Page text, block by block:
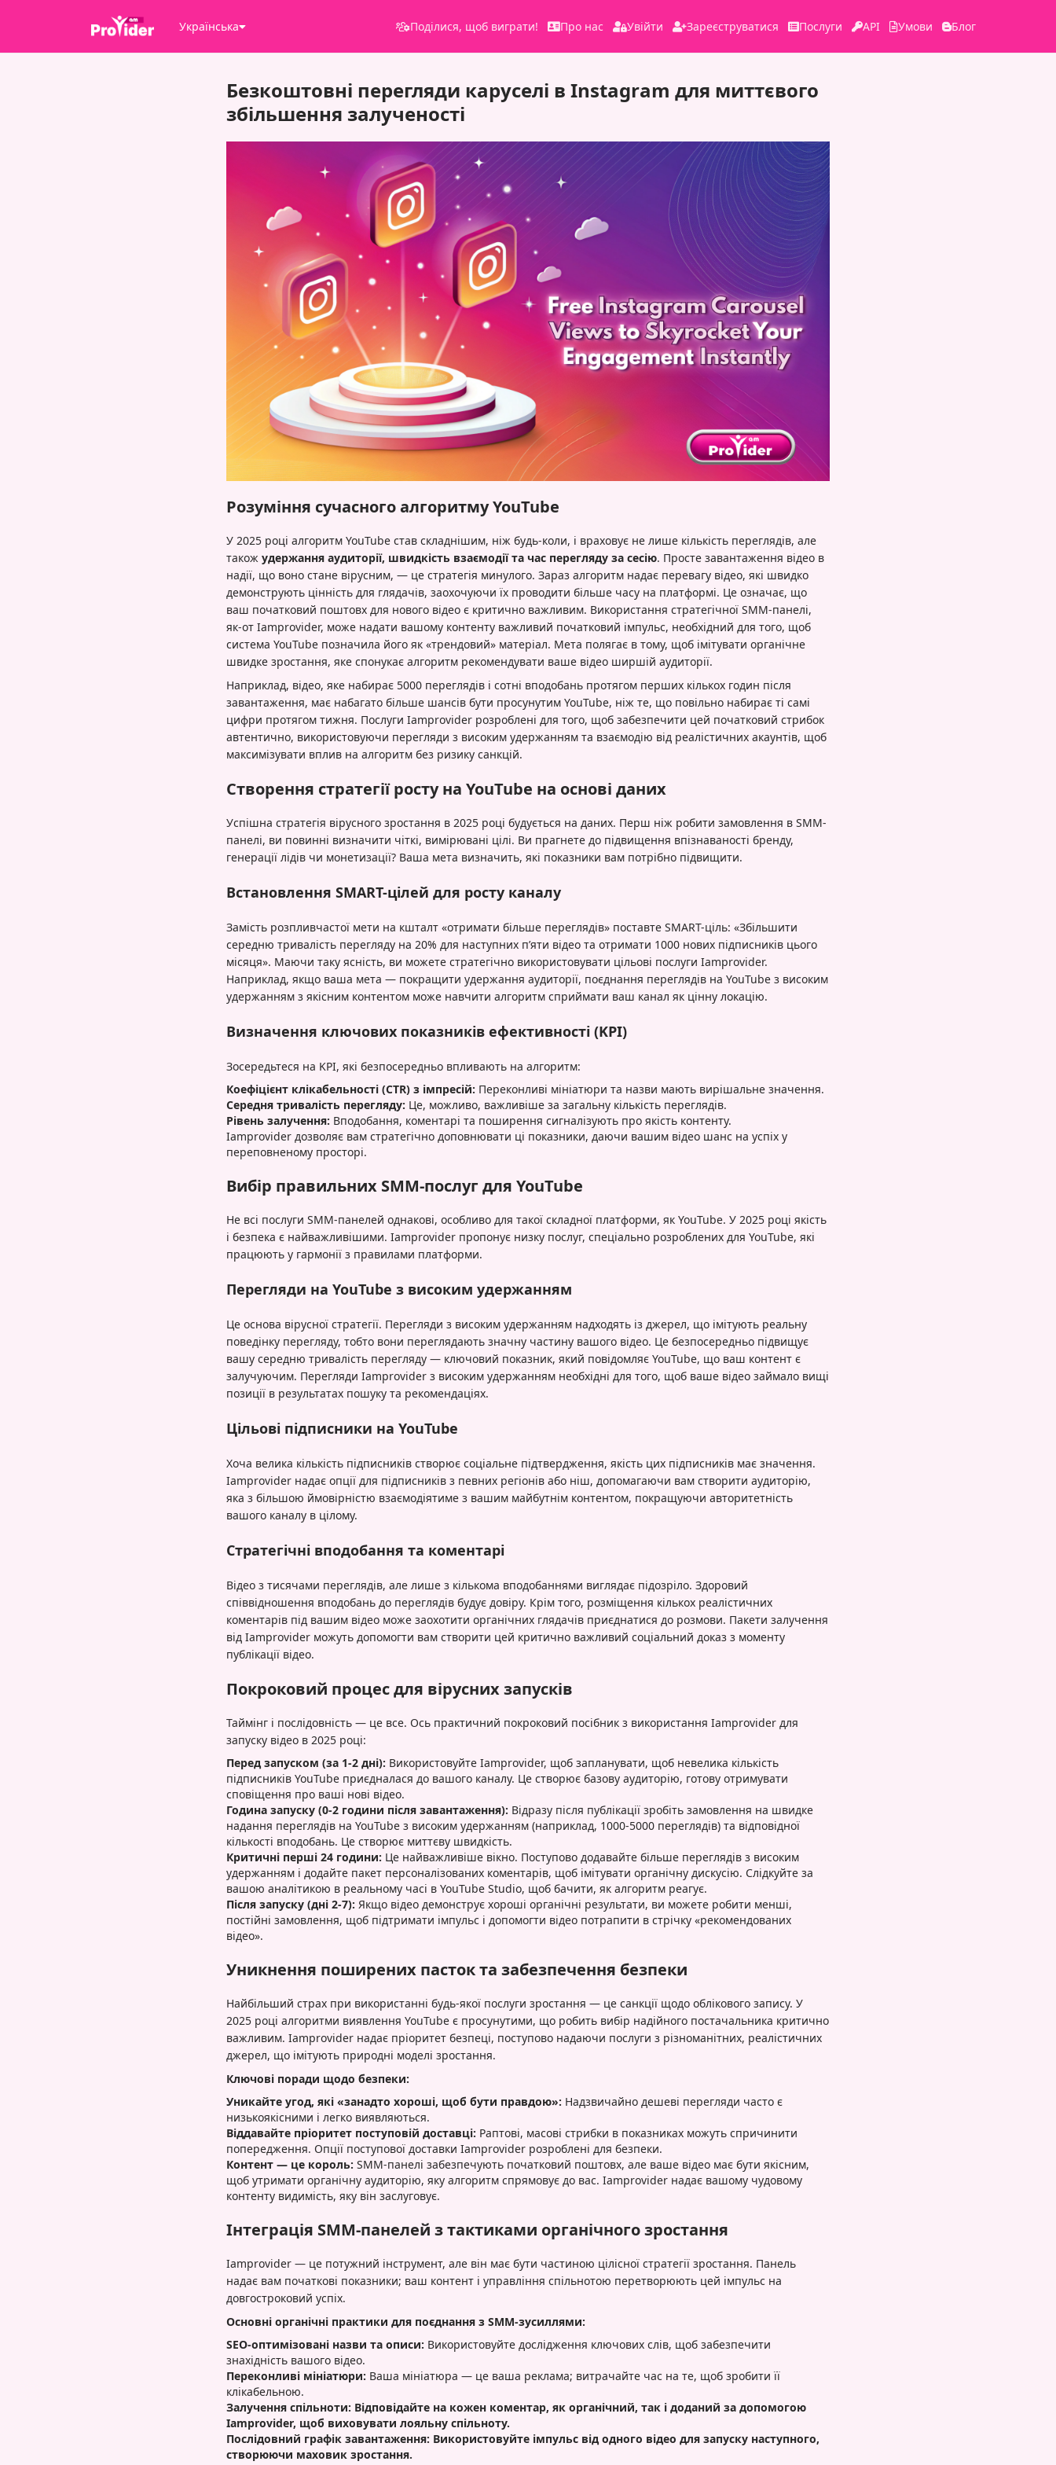
Українська Поділися, щоб виграти! Про нас Увійти Зареєструватися Послуги API Умови Блог
Безкоштовні перегляди каруселі в Instagram для миттєвого
збільшення залученості
Розуміння сучасного алгоритму YouTube
У 2025 році алгоритм YouTube став складнішим, ніж будь-коли, і враховує не лише кількість переглядів, але
також удержання аудиторії, швидкість взаємодії та час перегляду за сесію. Просте завантаження відео в
надії, що воно стане вірусним, — це стратегія минулого. Зараз алгоритм надає перевагу відео, які швидко
демонструють цінність для глядачів, заохочуючи їх проводити більше часу на платформі. Це означає, що
ваш початковий поштовх для нового відео є критично важливим. Використання стратегічної SMM-панелі,
як-от Iamprovider, може надати вашому контенту важливий початковий імпульс, необхідний для того, щоб
система YouTube позначила його як «трендовий» матеріал. Мета полягає в тому, щоб імітувати органічне
швидке зростання, яке спонукає алгоритм рекомендувати ваше відео ширшій аудиторії.
Наприклад, відео, яке набирає 5000 переглядів і сотні вподобань протягом перших кількох годин після
завантаження, має набагато більше шансів бути просунутим YouTube, ніж те, що повільно набирає ті самі
цифри протягом тижня. Послуги Iamprovider розроблені для того, щоб забезпечити цей початковий стрибок
автентично, використовуючи перегляди з високим удержанням та взаємодію від реалістичних акаунтів, щоб
максимізувати вплив на алгоритм без ризику санкцій.
Створення стратегії росту на YouTube на основі даних
Успішна стратегія вірусного зростання в 2025 році будується на даних. Перш ніж робити замовлення в SMM-
панелі, ви повинні визначити чіткі, вимірювані цілі. Ви прагнете до підвищення впізнаваності бренду,
генерації лідів чи монетизації? Ваша мета визначить, які показники вам потрібно підвищити.
Встановлення SMART-цілей для росту каналу
Замість розпливчастої мети на кшталт «отримати більше переглядів» поставте SMART-ціль: «Збільшити
середню тривалість перегляду на 20% для наступних п’яти відео та отримати 1000 нових підписників цього
місяця». Маючи таку ясність, ви можете стратегічно використовувати цільові послуги Iamprovider.
Наприклад, якщо ваша мета — покращити удержання аудиторії, поєднання переглядів на YouTube з високим
удержанням з якісним контентом може навчити алгоритм сприймати ваш канал як цінну локацію.
Визначення ключових показників ефективності (KPI)
Зосередьтеся на KPI, які безпосередньо впливають на алгоритм:
Коефіцієнт клікабельності (CTR) з імпресій: Переконливі мініатюри та назви мають вирішальне значення.
Середня тривалість перегляду: Це, можливо, важливіше за загальну кількість переглядів.
Рівень залучення: Вподобання, коментарі та поширення сигналізують про якість контенту.
Iamprovider дозволяє вам стратегічно доповнювати ці показники, даючи вашим відео шанс на успіх у
переповненому просторі.
Вибір правильних SMM-послуг для YouTube
Не всі послуги SMM-панелей однакові, особливо для такої складної платформи, як YouTube. У 2025 році якість
і безпека є найважливішими. Iamprovider пропонує низку послуг, спеціально розроблених для YouTube, які
працюють у гармонії з правилами платформи.
Перегляди на YouTube з високим удержанням
Це основа вірусної стратегії. Перегляди з високим удержанням надходять із джерел, що імітують реальну
поведінку перегляду, тобто вони переглядають значну частину вашого відео. Це безпосередньо підвищує
вашу середню тривалість перегляду — ключовий показник, який повідомляє YouTube, що ваш контент є
залучуючим. Перегляди Iamprovider з високим удержанням необхідні для того, щоб ваше відео займало вищі
позиції в результатах пошуку та рекомендаціях.
Цільові підписники на YouTube
Хоча велика кількість підписників створює соціальне підтвердження, якість цих підписників має значення.
Iamprovider надає опції для підписників з певних регіонів або ніш, допомагаючи вам створити аудиторію,
яка з більшою ймовірністю взаємодіятиме з вашим майбутнім контентом, покращуючи авторитетність
вашого каналу в цілому.
Стратегічні вподобання та коментарі
Відео з тисячами переглядів, але лише з кількома вподобаннями виглядає підозріло. Здоровий
співвідношення вподобань до переглядів будує довіру. Крім того, розміщення кількох реалістичних
коментарів під вашим відео може заохотити органічних глядачів приєднатися до розмови. Пакети залучення
від Iamprovider можуть допомогти вам створити цей критично важливий соціальний доказ з моменту
публікації відео.
Покроковий процес для вірусних запусків
Таймінг і послідовність — це все. Ось практичний покроковий посібник з використання Iamprovider для
запуску відео в 2025 році:
Перед запуском (за 1-2 дні): Використовуйте Iamprovider, щоб запланувати, щоб невелика кількість
підписників YouTube приєдналася до вашого каналу. Це створює базову аудиторію, готову отримувати
сповіщення про ваші нові відео.
Година запуску (0-2 години після завантаження): Відразу після публікації зробіть замовлення на швидке
надання переглядів на YouTube з високим удержанням (наприклад, 1000-5000 переглядів) та відповідної
кількості вподобань. Це створює миттєву швидкість.
Критичні перші 24 години: Це найважливіше вікно. Поступово додавайте більше переглядів з високим
удержанням і додайте пакет персоналізованих коментарів, щоб імітувати органічну дискусію. Слідкуйте за
вашою аналітикою в реальному часі в YouTube Studio, щоб бачити, як алгоритм реагує.
Після запуску (дні 2-7): Якщо відео демонструє хороші органічні результати, ви можете робити менші,
постійні замовлення, щоб підтримати імпульс і допомогти відео потрапити в стрічку «рекомендованих
відео».
Уникнення поширених пасток та забезпечення безпеки
Найбільший страх при використанні будь-якої послуги зростання — це санкції щодо облікового запису. У
2025 році алгоритми виявлення YouTube є просунутими, що робить вибір надійного постачальника критично
важливим. Iamprovider надає пріоритет безпеці, поступово надаючи послуги з різноманітних, реалістичних
джерел, що імітують природні моделі зростання.
Ключові поради щодо безпеки:
Уникайте угод, які «занадто хороші, щоб бути правдою»: Надзвичайно дешеві перегляди часто є
низькоякісними і легко виявляються.
Віддавайте пріоритет поступовій доставці: Раптові, масові стрибки в показниках можуть спричинити
попередження. Опції поступової доставки Iamprovider розроблені для безпеки.
Контент — це король: SMM-панелі забезпечують початковий поштовх, але ваше відео має бути якісним,
щоб утримати органічну аудиторію, яку алгоритм спрямовує до вас. Iamprovider надає вашому чудовому
контенту видимість, яку він заслуговує.
Інтеграція SMM-панелей з тактиками органічного зростання
Iamprovider — це потужний інструмент, але він має бути частиною цілісної стратегії зростання. Панель
надає вам початкові показники; ваш контент і управління спільнотою перетворюють цей імпульс на
довгостроковий успіх.
Основні органічні практики для поєднання з SMM-зусиллями:
SEO-оптимізовані назви та описи: Використовуйте дослідження ключових слів, щоб забезпечити
знахідність вашого відео.
Переконливі мініатюри: Ваша мініатюра — це ваша реклама; витрачайте час на те, щоб зробити її
клікабельною.
Залучення спільноти: Відповідайте на кожен коментар, як органічний, так і доданий за допомогою
Iamprovider, щоб виховувати лояльну спільноту.
Послідовний графік завантаження: Використовуйте імпульс від одного відео для запуску наступного,
створюючи маховик зростання.